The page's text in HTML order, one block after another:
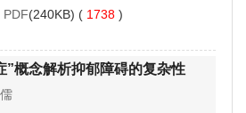
PDF(240KB) ( 1738 )
”概念解析抑郁障碍的复杂性